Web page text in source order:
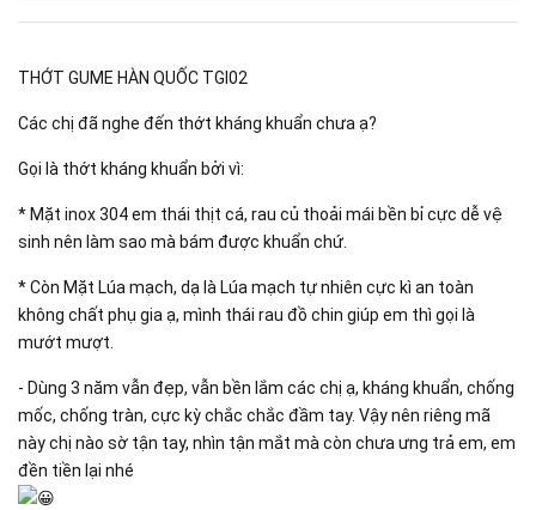
THỚT GUME HÀN QUỐC TGI02
Các chị đã nghe đến thớt kháng khuẩn chưa ạ?
Gọi là thớt kháng khuẩn bởi vì:
* Mặt inox 304 em thái thịt cá, rau củ thoải mái bền bỉ cực dễ vệ
sinh nên làm sao mà bám được khuẩn chứ.
* Còn Mặt Lúa mạch, dạ là Lúa mạch tự nhiên cực kì an toàn
không chất phụ gia ạ, mình thái rau đồ chin giúp em thì gọi là
mướt mượt.
- Dùng 3 năm vẫn đẹp, vẫn bền lắm các chị ạ, kháng khuẩn, chống
mốc, chống tràn, cực kỳ chắc chắc đầm tay. Vậy nên riêng mã
này chị nào sờ tận tay, nhìn tận mắt mà còn chưa ưng trả em, em
đền tiền lại nhé